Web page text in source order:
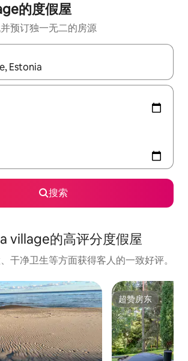
的度假屋
预订独一无二的房源
使用上下方向键查看，或通过点击或滑动手势
搜索
village的高评分度假屋
干净卫生等方面获得客人的一致好评。
超赞房东
超赞房东